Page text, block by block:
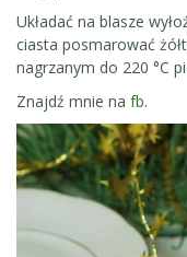
Układać na blasze
ciasta posmarować
nagrzanym do 220 °C
Znajdź mnie na fb.